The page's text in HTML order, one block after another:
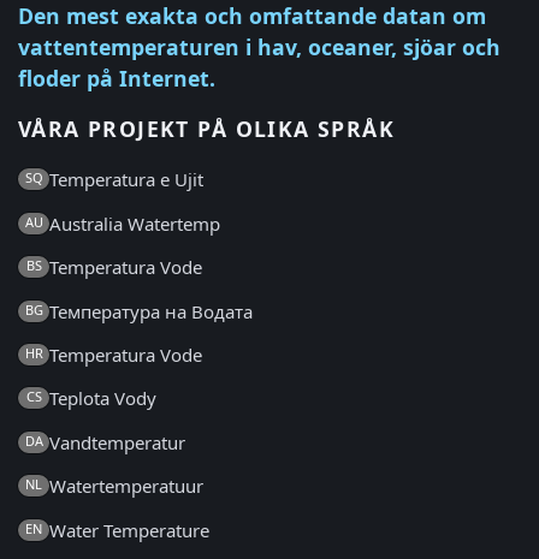
Den mest exakta och omfattande datan om
vattentemperaturen i hav, oceaner, sjöar och
floder på Internet.
VÅRA PROJEKT PÅ OLIKA SPRÅK
SQ Temperatura e Ujit
AU Australia Watertemp
BS Temperatura Vode
BG Температура на Водата
HR Temperatura Vode
CS Teplota Vody
DA Vandtemperatur
NL Watertemperatuur
EN Water Temperature